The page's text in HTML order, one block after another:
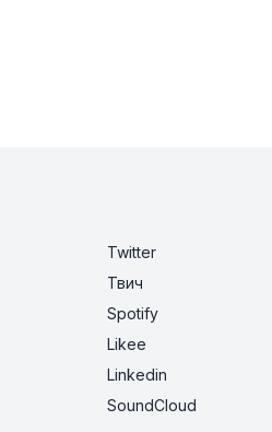
Twitter
Твич
Spotify
Likee
Linkedin
SoundCloud